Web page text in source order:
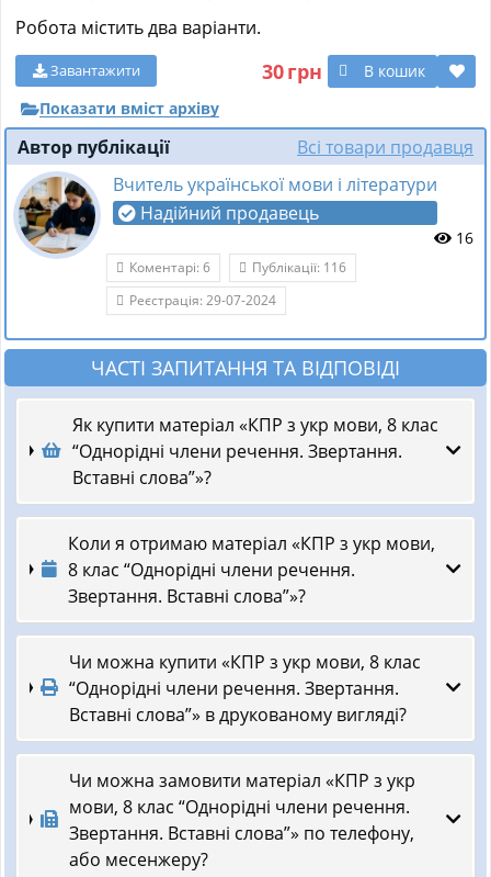
Робота містить два варіанти.
30грн В кошик
Завантажити
Показати вміст архіву
Автор публікації
Всі товари продавця
Вчитель української мови і літератури
Надійний продавець
16
Коментарі: 6
Публікації: 116
Реєстрація: 29-07-2024
ЧАСТІ ЗАПИТАННЯ ТА ВІДПОВІДІ
Як купити матеріал «КПР з укр мови, 8 клас
“Однорідні члени речення. Звертання.
Вставні слова”»?
Коли я отримаю матеріал «КПР з укр мови,
8 клас “Однорідні члени речення.
Звертання. Вставні слова”»?
Чи можна купити «КПР з укр мови, 8 клас
“Однорідні члени речення. Звертання.
Вставні слова”» в друкованому вигляді?
Чи можна замовити матеріал «КПР з укр
мови, 8 клас “Однорідні члени речення.
Звертання. Вставні слова”» по телефону,
або месенжеру?